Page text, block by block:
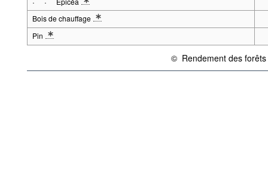
* Note specification 1: Source: Statistiques forestières, Enquête
Bois de chauffage
* Note specification 1: Source: Statistiques forestières, Enquête
Pin
* Note specification 1: Source: Statistiques forestières, Enquête
©
{link} Conditions d'utilisation
Rendement des